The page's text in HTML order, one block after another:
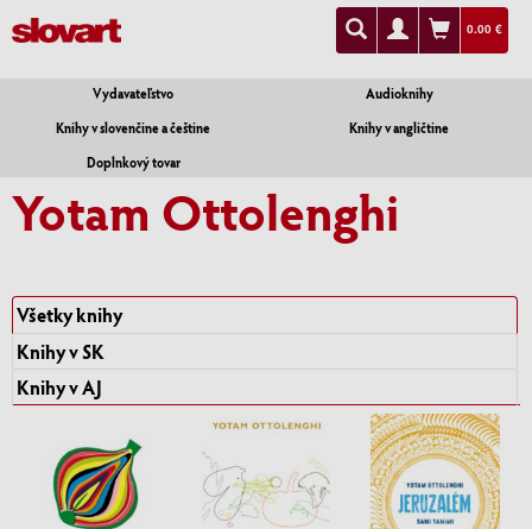
0.00 €
Vydavateľstvo
Audioknihy
Knihy v slovenčine a češtine
Knihy v angličtine
Doplnkový tovar
Yotam Ottolenghi
Všetky knihy
Knihy v SK
Knihy v AJ